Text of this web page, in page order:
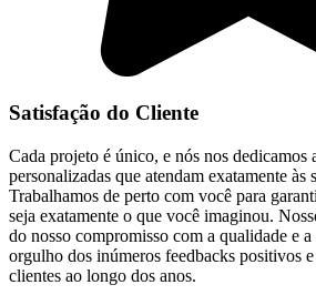
Satisfação do Cliente
Cada projeto é único, e nós nos dedicamos
personalizadas que atendam exatamente às
Trabalhamos de perto com você para
seja exatamente o que você imaginou.
do nosso compromisso com a qualidade e a
orgulho dos inúmeros feedbacks positivos
clientes ao longo dos anos.